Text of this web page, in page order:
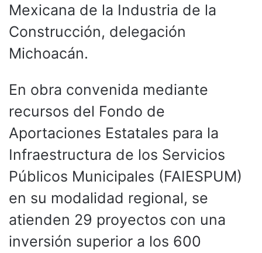
Mexicana de la Industria de la
Construcción, delegación
Michoacán.
En obra convenida mediante
recursos del Fondo de
Aportaciones Estatales para la
Infraestructura de los Servicios
Públicos Municipales (FAIESPUM)
en su modalidad regional, se
atienden 29 proyectos con una
inversión superior a los 600